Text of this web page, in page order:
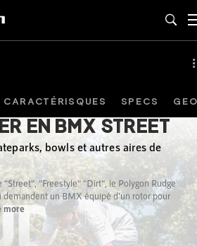
EN BMX STREET
bowls et autres aires de
"Street", "Freestyle" "Dirt", le Polygon Rudge
demandent un BMX équipé d'un rotor pour
more
CARACTÉRISQUES SPECS